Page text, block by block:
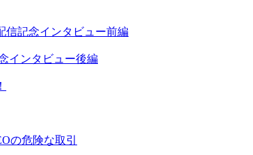
記念インタビュー前編
インタビュー後編
の危険な取引